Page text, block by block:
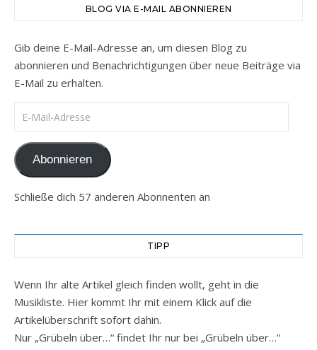
BLOG VIA E-MAIL ABONNIEREN
Gib deine E-Mail-Adresse an, um diesen Blog zu
abonnieren und Benachrichtigungen über neue Beiträge via
E-Mail zu erhalten.
E-Mail-Adresse
Abonnieren
Schließe dich 57 anderen Abonnenten an
TIPP
Wenn Ihr alte Artikel gleich finden wollt, geht in die
Musikliste. Hier kommt Ihr mit einem Klick auf die
Artikelüberschrift sofort dahin.
Nur „Grübeln über…“ findet Ihr nur bei „Grübeln über…“